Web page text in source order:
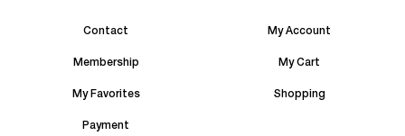
Contact My Account
Membership My Cart
My Favorites Shopping
Payment